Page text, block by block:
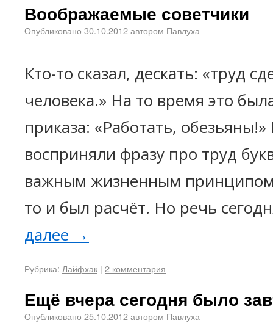
Воображаемые советчики
Опубликовано 30.10.2012автором Павлуха
Кто-то сказал, дескать: «труд
человека.» На то время это
приказа: «Работать,
восприняли фразу про труд
важным жизненным
то и был расчёт. Но речь
далее →
Рубрика: Лайфхак | 2 комментария
Ещё вчера сегодня было
Опубликовано 25.10.2012автором Павлуха